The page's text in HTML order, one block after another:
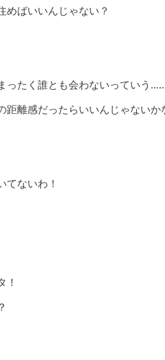
めばいいんじゃない？
ったく誰とも会わないっていう
距離感だったらいいんじゃないか
てないわ！
！